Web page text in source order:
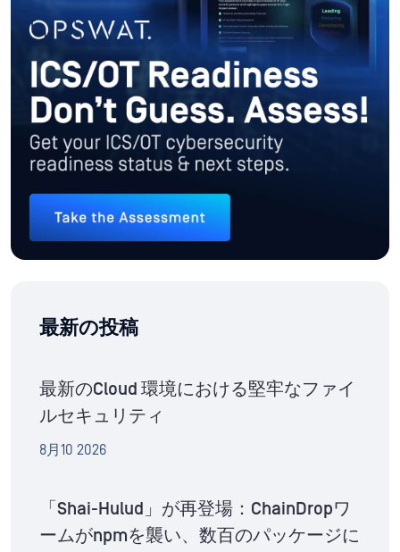
最新の投稿
最新のCloud 環境における堅牢なファイ
ルセキュリティ
8月10 2026
「Shai-Hulud」が再登場：ChainDropワ
ームがnpmを襲い、数百のパッケージに